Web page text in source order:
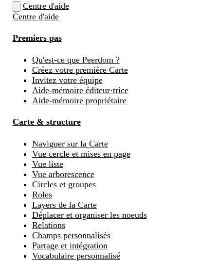
Centre d'aide
Centre d'aide
Premiers pas
Qu'est-ce que Peerdom ?
Créez votre première Carte
Invitez votre équipe
Aide-mémoire éditeur·trice
Aide-mémoire propriétaire
Carte & structure
Naviguer sur la Carte
Vue cercle et mises en page
Vue liste
Vue arborescence
Circles et groupes
Roles
Layers de la Carte
Déplacer et organiser les noeuds
Relations
Champs personnalisés
Partage et intégration
Vocabulaire personnalisé